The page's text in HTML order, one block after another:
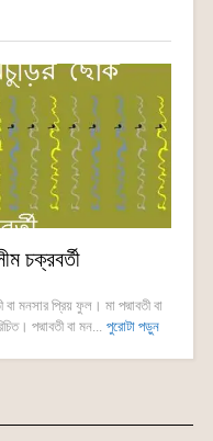
চক্রবর্তী
মনসার প্রিয় ফুল। মা পদ্মাবতী বা
পদ্মাবতী বা মন... পুরোটা পড়ুন